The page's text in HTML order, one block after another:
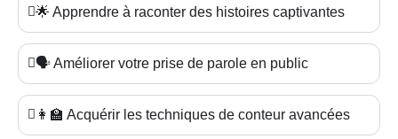
🌟 Apprendre à raconter des histoires captivantes
🗣️ Améliorer votre prise de parole en public
👩‍🏫 Acquérir les techniques de conteur avancées